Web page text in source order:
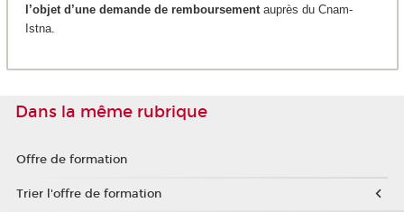
l’objet d’une demande de remboursementauprès du Cnam-
Istna.
Dans la même rubrique
Offre de formation
Trier l'offre de formation